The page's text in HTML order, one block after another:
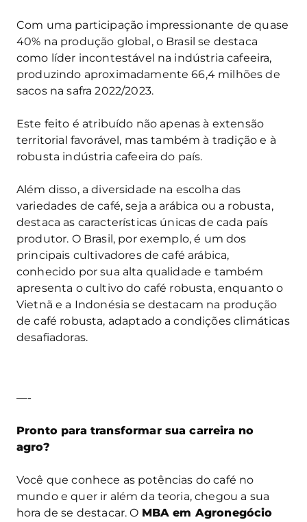
Com uma participação impressionante de quase
40% na produção global, o Brasil se destaca
como líder incontestável na indústria cafeeira,
produzindo aproximadamente 66,4 milhões de
sacos na safra 2022/2023.
Este feito é atribuído não apenas à extensão
territorial favorável, mas também à tradição e à
robusta indústria cafeeira do país.
Além disso, a diversidade na escolha das
variedades de café, seja a arábica ou a robusta,
destaca as características únicas de cada país
produtor. O Brasil, por exemplo, é um dos
principais cultivadores de café arábica,
conhecido por sua alta qualidade e também
apresenta o cultivo do café robusta, enquanto o
Vietnã e a Indonésia se destacam na produção
de café robusta, adaptado a condições climáticas
desafiadoras.
—-
Pronto para transformar sua carreira no
agro?
Você que conhece as potências do café no
mundo e quer ir além da teoria, chegou a sua
hora de se destacar. O MBA em Agronegócio